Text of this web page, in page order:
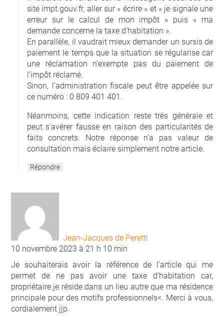
site impt.gouv.fr, aller sur « écrire » et « je signale une
erreur sur le calcul de mon impôt » puis « ma
demande concerne la taxe d’habitation ».
En parallèle, il vaudrait mieux demander un sursis de
paiement le temps que la situation se régularise car
une réclamation n’exempte pas du paiement de
l’impôt réclamé.
Sinon, l’administration fiscale peut être appelée sur
ce numéro : 0 809 401 401.
Néanmoins, cette indication reste très générale et
peut s’avérer fausse en raison des particularités de
faits concrets. Notre réponse n’a pas valeur de
consultation mais éclaire simplement notre article.
Répondre
Jean-Jacques de Peretti
10 novembre 2023 à 21 h 10 min
Je souhaiterais avoir la référence de l’article qui me
permet de ne pas avoir une taxe d’habitation car,
propriétaire je réside dans un lieu autre que ma résidence
principale pour des motifs professionnels<. Merci à vous,
cordialement jjp.